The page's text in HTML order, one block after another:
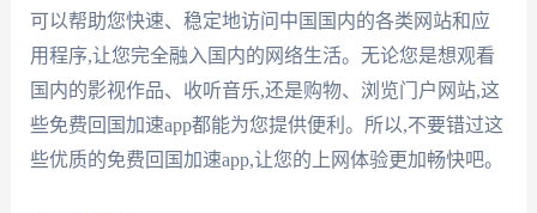
可以帮助您快速、稳定地访问中国国内的各类网站和应
用程序,让您完全融入国内的网络生活。无论您是想观看
国内的影视作品、收听音乐,还是购物、浏览门户网站,这
些免费回国加速app都能为您提供便利。所以,不要错过这
些优质的免费回国加速app,让您的上网体验更加畅快吧。